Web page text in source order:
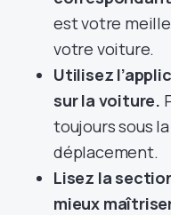
est votre
votre voiture.
Utilisez
sur la voiture.
toujours sous
déplacement.
Lisez la
mieux